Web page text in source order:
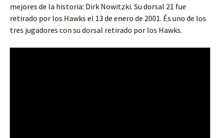
mejores de la historia: Dirk Nowitzki. Su dorsal 21 fue
retirado por los Hawks el 13 de enero de 2001. És uno de los
tres jugadores con su dorsal retirado por los Hawks.